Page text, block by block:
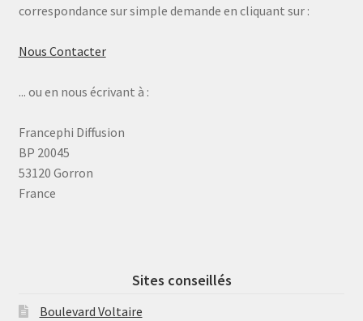
correspondance sur simple demande en cliquant sur :
Nous Contacter
... ou en nous écrivant à :
Francephi Diffusion
BP 20045
53120 Gorron
France
Sites conseillés
Boulevard Voltaire